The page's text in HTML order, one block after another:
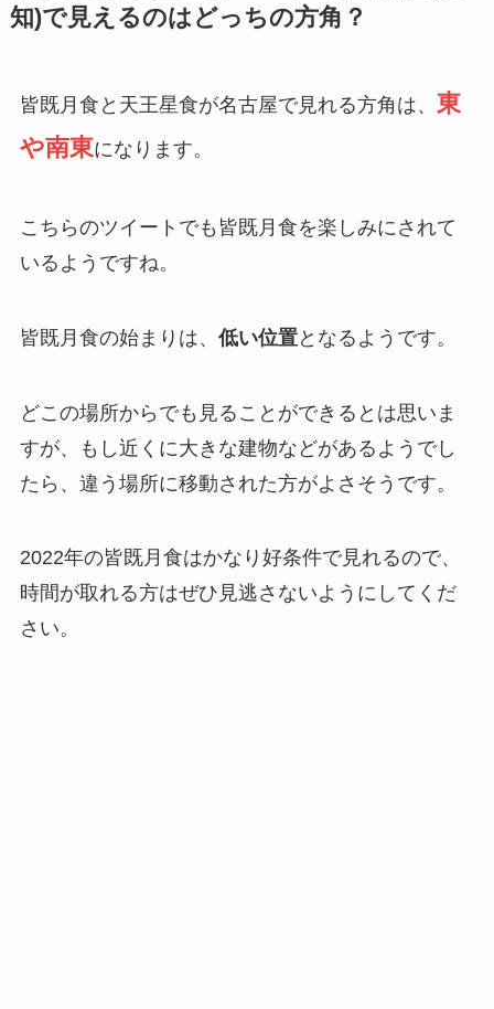
知)で見えるのはどっちの方角？
皆既月食と天王星食が名古屋で見れる方角は、 東
や南東になります。
こちらのツイートでも皆既月食を楽しみにされて
いるようですね。
皆既月食の始まりは、 低い位置となるようです。
どこの場所からでも見ることができるとは思いま
すが、もし近くに大きな建物などがあるようでし
たら、違う場所に移動された方がよさそうです。
2022年の皆既月食はかなり好条件で見れるので、
時間が取れる方はぜひ見逃さないようにしてくだ
さい。